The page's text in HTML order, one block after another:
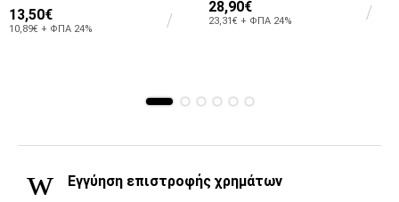
13,50€
10,89€ + ΦΠΑ 24%
28,90€
23,31€ + ΦΠΑ 24%
Εγγύηση επιστροφής χρημάτων